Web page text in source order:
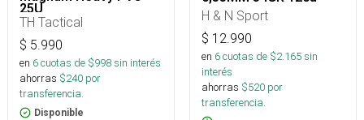
25U
TH Tactical
$ 5.990
en 6cuotas de $998sin interés
ahorras $240 por
transferencia.
Disponible
H & N Sport
$ 12.990
en 6cuotas de $2.165sin
interés
ahorras $520 por
transferencia.